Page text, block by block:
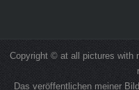
Copyright © at all pictures with
Das veröffentlichen meiner